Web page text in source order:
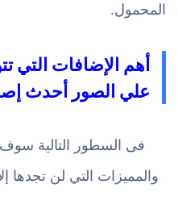
المحمول.
أهم الإضافات التي
علي الصور أحدث
فى السطور التالية
والمميزات التي لن تجدها